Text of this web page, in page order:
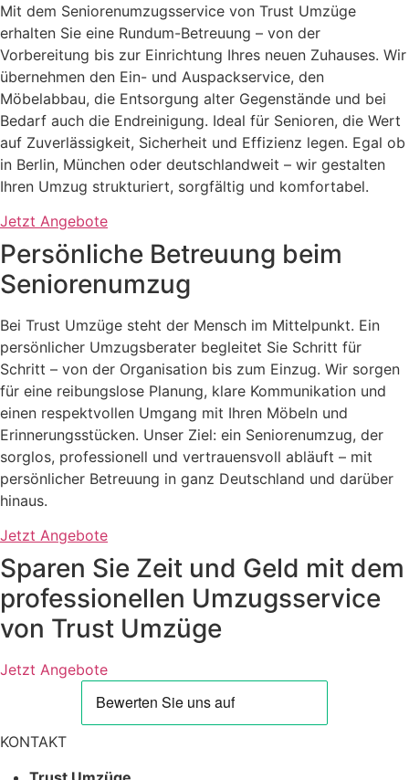
Mit dem Seniorenumzugsservice von Trust Umzüge
erhalten Sie eine Rundum-Betreuung – von der
Vorbereitung bis zur Einrichtung Ihres neuen Zuhauses. Wir
übernehmen den Ein- und Auspackservice, den
Möbelabbau, die Entsorgung alter Gegenstände und bei
Bedarf auch die Endreinigung. Ideal für Senioren, die Wert
auf Zuverlässigkeit, Sicherheit und Effizienz legen. Egal ob
in Berlin, München oder deutschlandweit – wir gestalten
Ihren Umzug strukturiert, sorgfältig und komfortabel.
Jetzt Angebote
Persönliche Betreuung beim
Seniorenumzug
Bei Trust Umzüge steht der Mensch im Mittelpunkt. Ein
persönlicher Umzugsberater begleitet Sie Schritt für
Schritt – von der Organisation bis zum Einzug. Wir sorgen
für eine reibungslose Planung, klare Kommunikation und
einen respektvollen Umgang mit Ihren Möbeln und
Erinnerungsstücken. Unser Ziel: ein Seniorenumzug, der
sorglos, professionell und vertrauensvoll abläuft – mit
persönlicher Betreuung in ganz Deutschland und darüber
hinaus.
Jetzt Angebote
Sparen Sie Zeit und Geld mit dem
professionellen Umzugsservice
von Trust Umzüge
Jetzt Angebote
KONTAKT